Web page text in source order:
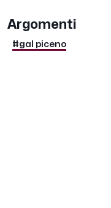
Argomenti
#gal piceno